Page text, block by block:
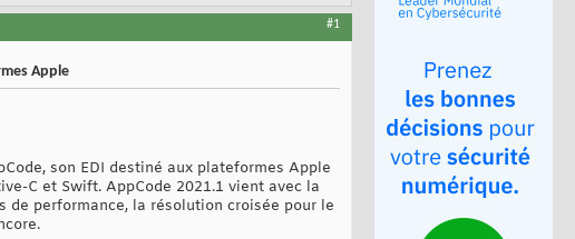
#1
Apple
son EDI destiné aux plateformes Apple
C et Swift. AppCode 2021.1 vient avec la
de performance, la résolution croisée pour le